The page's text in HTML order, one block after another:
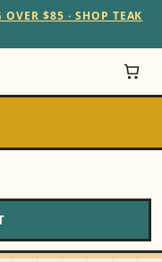
$85 · SHOP TEAK